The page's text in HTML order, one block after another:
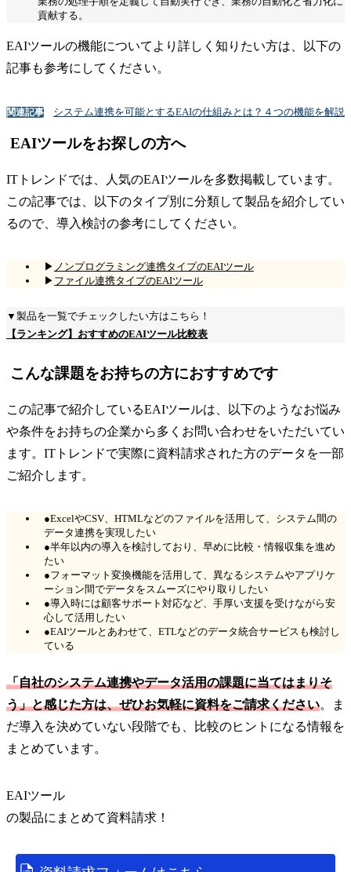
貢献する。
EAIツールの機能についてより詳しく知りたい方は、以下の
記事も参考にしてください。
関連記事 システム連携を可能とするEAIの仕組みとは？４つの機能を解説
EAIツールをお探しの方へ
ITトレンドでは、人気のEAIツールを多数掲載しています。
この記事では、以下のタイプ別に分類して製品を紹介してい
るので、導入検討の参考にしてください。
▶ ノンプログラミング連携タイプのEAIツール
▶ ファイル連携タイプのEAIツール
▼製品を一覧でチェックしたい方はこちら！
【ランキング】おすすめのEAIツール比較表
こんな課題をお持ちの方におすすめです
この記事で紹介しているEAIツールは、以下のようなお悩み
や条件をお持ちの企業から多くお問い合わせをいただいてい
ます。ITトレンドで実際に資料請求された方のデータを一部
ご紹介します。
●ExcelやCSV、HTMLなどのファイルを活用して、システム間の
データ連携を実現したい
●半年以内の導入を検討しており、早めに比較・情報収集を進め
たい
●フォーマット変換機能を活用して、異なるシステムやアプリケ
ーション間でデータをスムーズにやり取りしたい
●導入時には顧客サポート対応など、手厚い支援を受けながら安
心して活用したい
●EAIツールとあわせて、ETLなどのデータ統合サービスも検討し
ている
「自社のシステム連携やデータ活用の課題に当てはまりそ
う」と感じた方は、ぜひお気軽に資料をご請求ください。ま
だ導入を決めていない段階でも、比較のヒントになる情報を
まとめています。
EAIツール
の製品にまとめて資料請求！